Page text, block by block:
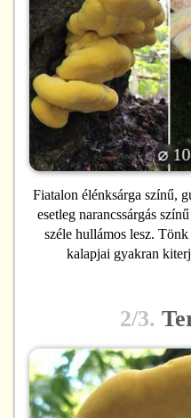
Fiatalon élénksárga színű,
esetleg narancssárgás
széle hullámos lesz.
kalapjai gyakran
⌀
2/3.